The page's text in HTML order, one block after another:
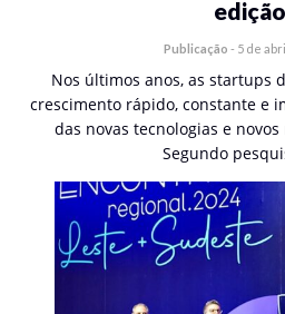
edição
Publicação - 5 de
Nos últimos anos, as startups
crescimento rápido, constante e
das novas tecnologias e
Segundo